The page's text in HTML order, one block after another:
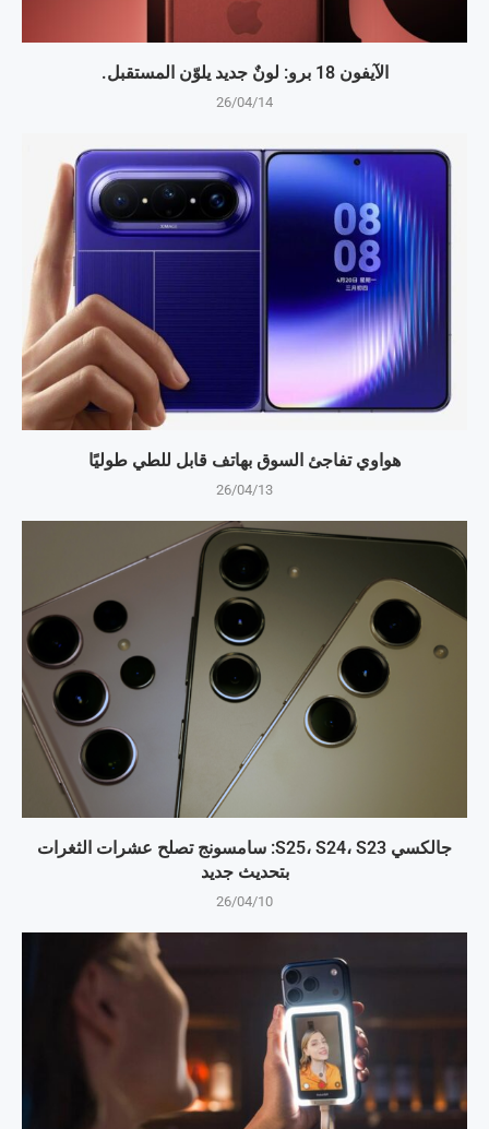
الآيفون 18 برو: لونٌ جديد يلوّن المستقبل.
26/04/14
هواوي تفاجئ السوق بهاتف قابل للطي طوليًا
26/04/13
جالكسي S25، S24، S23: سامسونج تصلح عشرات الثغرات
بتحديث جديد
26/04/10